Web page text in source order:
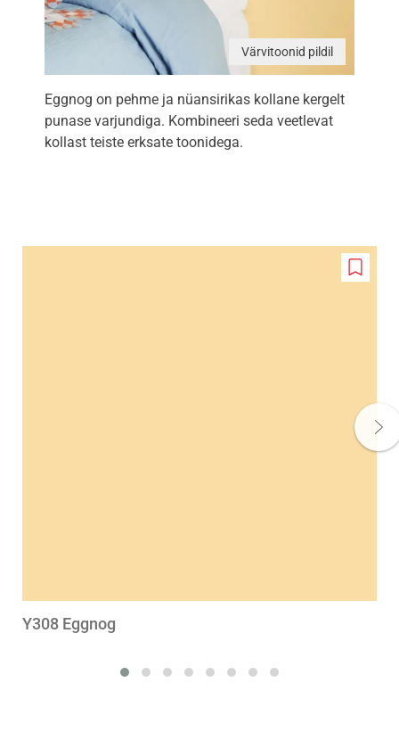
Värvitoonid pildil
Eggnog on pehme ja nüansirikas kollane kergelt
punase varjundiga. Kombineeri seda veetlevat
kollast teiste erksate toonidega.
Add
Y308 Eggnog